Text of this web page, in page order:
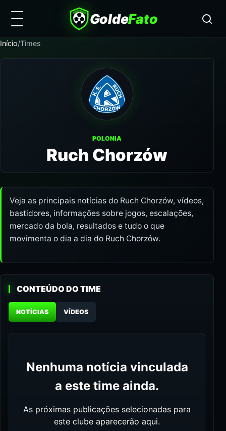
GoldeFato
Início/Times
POLONIA
Ruch Chorzów
Veja as principais notícias do Ruch Chorzów, vídeos,
bastidores, informações sobre jogos, escalações,
mercado da bola, resultados e tudo o que
movimenta o dia a dia do Ruch Chorzów.
CONTEÚDO DO TIME
NOTÍCIAS VÍDEOS
Nenhuma notícia vinculada
a este time ainda.
As próximas publicações selecionadas para
este clube aparecerão aqui.